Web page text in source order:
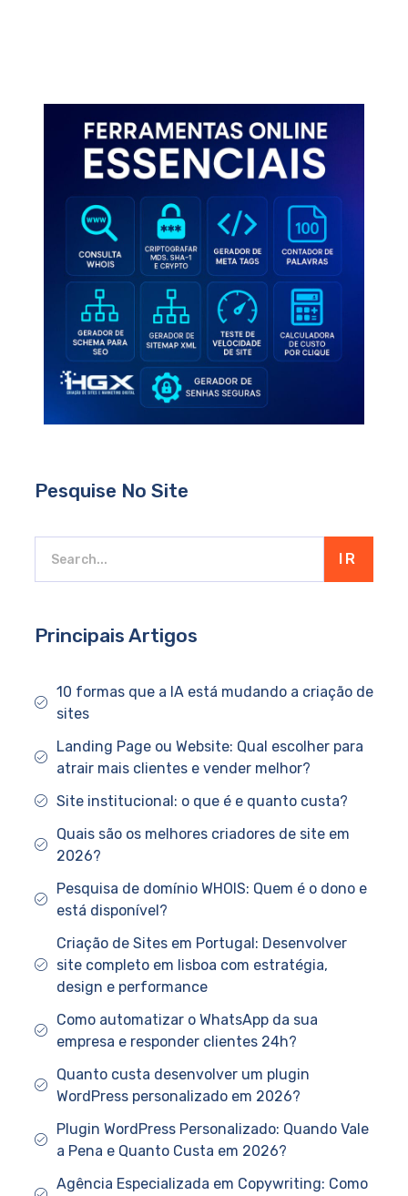
Pesquise No Site
IR
Principais Artigos
10 formas que a IA está mudando a criação de
sites
Landing Page ou Website: Qual escolher para
atrair mais clientes e vender melhor?
Site institucional: o que é e quanto custa?
Quais são os melhores criadores de site em
2026?
Pesquisa de domínio WHOIS: Quem é o dono e
está disponível?
Criação de Sites em Portugal: Desenvolver
site completo em lisboa com estratégia,
design e performance
Como automatizar o WhatsApp da sua
empresa e responder clientes 24h?
Quanto custa desenvolver um plugin
WordPress personalizado em 2026?
Plugin WordPress Personalizado: Quando Vale
a Pena e Quanto Custa em 2026?
Agência Especializada em Copywriting: Como